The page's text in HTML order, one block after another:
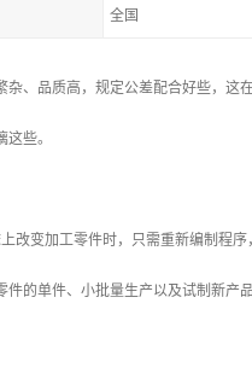
全国
、品质高，规定公差配合好些，这
些。
改变加工零件时，只需重新编制程
的单件、小批量生产以及试制新产